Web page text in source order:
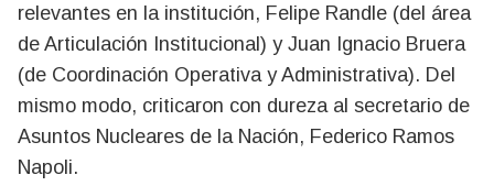
relevantes en la institución, Felipe Randle (del área
de Articulación Institucional) y Juan Ignacio Bruera
(de Coordinación Operativa y Administrativa). Del
mismo modo, criticaron con dureza al secretario de
Asuntos Nucleares de la Nación, Federico Ramos
Napoli.